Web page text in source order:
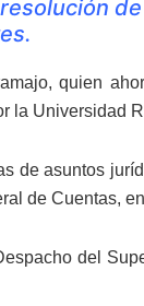
quien
la Universidad
de asuntos
de Cuentas,
del